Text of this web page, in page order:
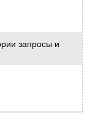
запросы и